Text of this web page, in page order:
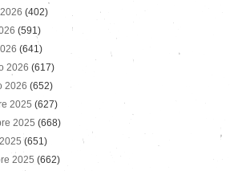
(402)
(591)
(641)
2026 (617)
2026 (652)
2025 (627)
2025 (668)
(651)
2025 (662)